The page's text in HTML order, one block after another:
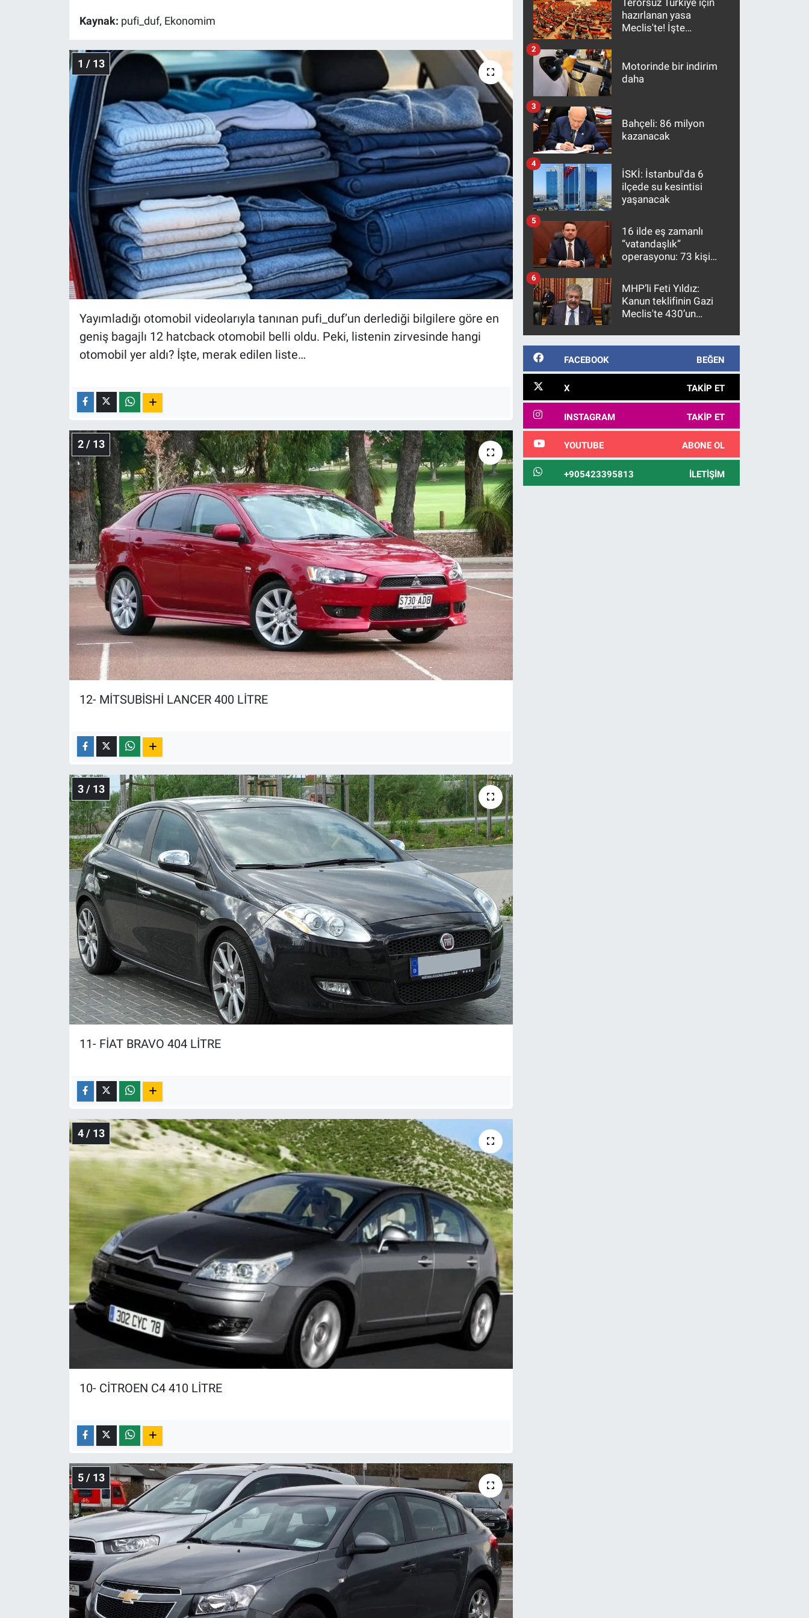
Kaynak: pufi_duf, Ekonomim
1 / 13
Yayımladığı otomobil videolarıyla tanınan pufi_duf’un derlediği bilgilere göre en
geniş bagajlı 12 hatcback otomobil belli oldu. Peki, listenin zirvesinde hangi
otomobil yer aldı? İşte, merak edilen liste…
2 / 13
12- MİTSUBİSHİ LANCER 400 LİTRE
3 / 13
11- FİAT BRAVO 404 LİTRE
4 / 13
10- CİTROEN C4 410 LİTRE
5 / 13
Terörsüz Türkiye için
hazırlanan yasa
Meclis'te! İşte
Motorinde bir indirim
daha
2
Bahçeli: 86 milyon
kazanacak
3
İSKİ: İstanbul'da 6
ilçede su kesintisi
yaşanacak
4
16 ilde eş zamanlı
“vatandaşlık”
operasyonu: 73 kişi
5
MHP’li Feti Yıldız:
Kanun teklifinin Gazi
Meclis'te 430’un
kanunlaşacağı
6
FACEBOOK BEĞEN
X TAKIP ET
INSTAGRAM TAKIP ET
YOUTUBE ABONE OL
+905423395813 İLETIŞIM
Gündem Özel
Günün görüntüsü
Koronavirüs
Kültür Sanat
Ne demişti
Programlar
Teknoloji
Türkiye'nin Geleceği
Türkiye'nin Gündemi
Yerel Gündem
Yerel Yaşam
Canlı Yayın